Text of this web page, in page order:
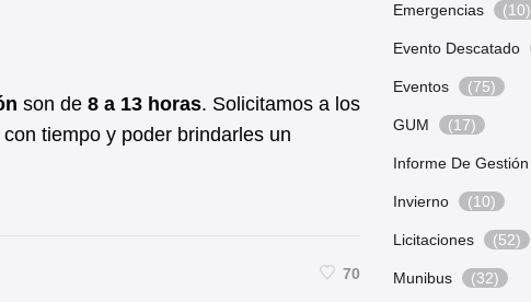
son de 8 a 13 horas. Solicitamos a los
tiempo y poder brindarles un
70
Emergencias (10)
Evento Descatado
Eventos (75)
GUM (17)
Informe De Gestión
Invierno (10)
Licitaciones (52)
Munibus (32)